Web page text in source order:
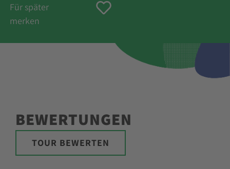
Für später
merken
BEWERTUNGEN
TOUR BEWERTEN